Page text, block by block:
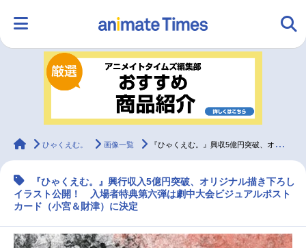
ランキング アニメ
ラジオ みんなの声
マンガ・ラノベ ゲーム・アプリ 音楽 コスプレ
2.5次元 配信・Vtuber トレンド 無料マンガ
animateTimes
ひゃくえむ。 画像一覧 『ひゃくえむ。』興収5億円突破、オリジナル描き下ろしイラスト公開！入場者特典第六弾決定
『ひゃくえむ。』興行収入5億円突破、オリジナル描き下ろし
イラスト公開！ 入場者特典第六弾は劇中大会ビジュアルポスト
カード（小宮＆財津）に決定